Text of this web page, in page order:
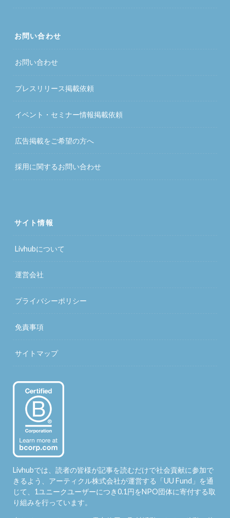
お問い合わせ
お問い合わせ
プレスリリース掲載依頼
イベント・セミナー情報掲載依頼
広告掲載をご希望の方へ
採用に関するお問い合わせ
サイト情報
Livhubについて
運営会社
プライバシーポリシー
免責事項
サイトマップ
Livhubでは、読者の皆様が記事を読むだけで社会貢献に参加で
きるよう、アーティクル株式会社が運営する「UU Fund 」を通
じて、1ユニークユーザーにつき0.1円をNPO団体に寄付する取
り組みを行っています。